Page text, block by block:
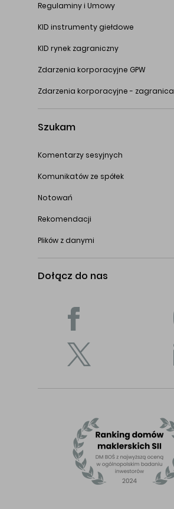
Regulaminy i Umowy
KID instrumenty giełdowe
KID rynek zagraniczny
Zdarzenia korporacyjne GPW
Zdarzenia korporacyjne - zagranica
Szukam
Komentarzy sesyjnych
Komunikatów ze spółek
Notowań
Rekomendacji
Plików z danymi
Dołącz do nas